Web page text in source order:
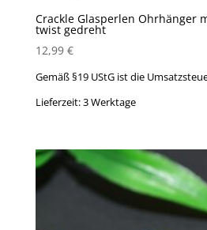
Crackle Glasperlen Ohrhänger
twist gedreht
12,99 €
Gemäß §19 UStG ist die
Lieferzeit:3 Werktage